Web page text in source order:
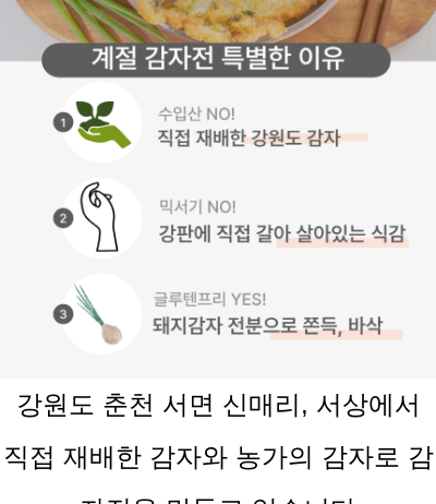
강원도 춘천 서면 신매리, 서상에서
직접 재배한 감자와 농가의 감자로 감